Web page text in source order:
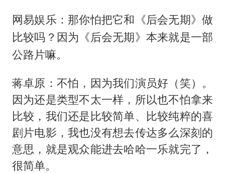
网易娱乐：那你怕把它和《后会无期》做
比较吗？因为《后会无期》本来就是一部
公路片嘛。
蒋卓原：不怕，因为我们演员好（笑）。
因为还是类型不太一样，所以也不怕拿来
比较，我们还是比较简单、比较纯粹的喜
剧片电影，我也没有想去传达多么深刻的
意思，就是观众能进去哈哈一乐就完了，
很简单。